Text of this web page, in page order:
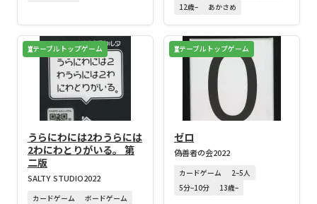
12歳–
あかさめ
テーブルトップゲーム
うらにわには2わうらには
2わにわとりがいる。 第
二版
SALTY STUDIO2022
カードゲーム
ボードゲーム
テーブルトップゲーム
ゼロ
偽善者の会2022
カードゲーム
2–5人
5分–10分
13歳–